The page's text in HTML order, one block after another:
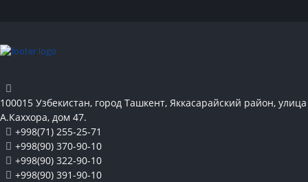
100015 Узбекистан, город Ташкент, Яккасарайский район, улица
А.Каххора, дом 47.
+998(71) 255-25-71
+998(90) 370-90-10
+998(90) 322-90-10
+998(90) 391-90-10